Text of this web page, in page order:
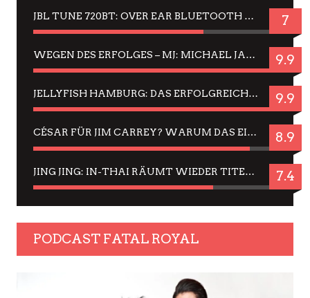
JBL TUNE 720BT: OVER EAR BLUETOOTH KOPFHÖRER UM DIE 50,-€ IM DAUER-TEST 7
WEGEN DES ERFOLGES – MJ: MICHAEL JACKSON MUSICAL IN EINER MATINEE SEHEN 9.9
JELLYFISH HAMBURG: DAS ERFOLGREICHE SOMMER-MENÜ 2025 IN GEFÜHLEN UND BILDERN 9.9
CÉSAR FÜR JIM CARREY? WARUM DAS EINER DER NERVIGSTEN ACTORS IST UND BLEIBT 8.9
JING JING: IN-THAI RÄUMT WIEDER TITEL AB – EIN ZWEI-STUNDEN-ERLEBNISBERICHT 7.4
PODCAST FATAL ROYAL